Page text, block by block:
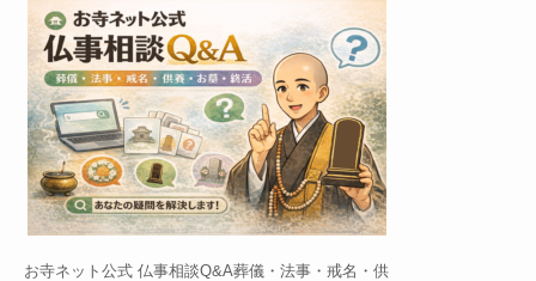
お寺ネット公式 仏事相談Q&A葬儀・法事・戒名・供